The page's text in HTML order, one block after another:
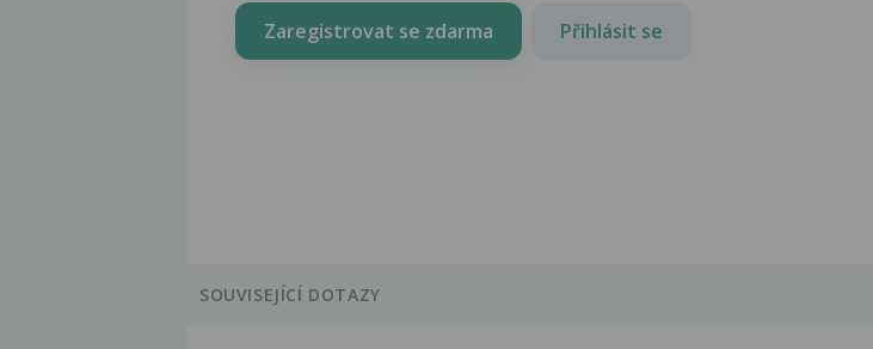
Zaregistrovat se zdarma Přihlásit se
SOUVISEJÍCÍ DOTAZY